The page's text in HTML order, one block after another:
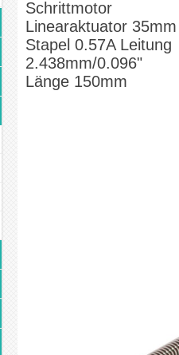
Schrittmotor
Linearaktuator 35mm
Stapel 0.57A Leitung
2.438mm/0.096"
Länge 150mm